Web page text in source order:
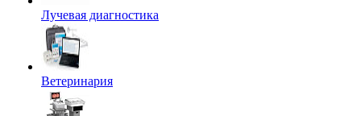
Лучевая диагностика
Ветеринария